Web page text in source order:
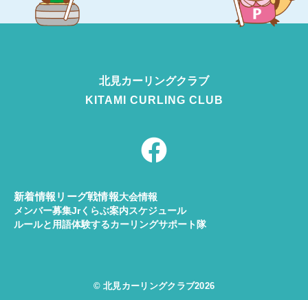
北見カーリングクラブ
KITAMI CURLING CLUB
a
e
b
o
新着情報 リーグ戦情報大会情報
メンバー募集Jrくらぶ案内スケジュール
ルールと用語体験するカーリングサポート隊
© 北見カーリングクラブ2026